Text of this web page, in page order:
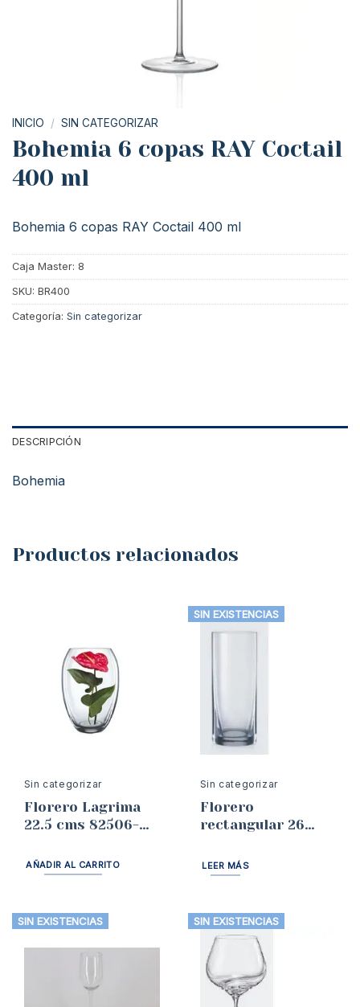
INICIO / SIN CATEGORIZAR
Bohemia 6 copas RAY Coctail
400 ml
Bohemia 6 copas RAY Coctail 400 ml
Caja Master: 8
SKU: BR400
Categoría: Sin categorizar
DESCRIPCIÓN
Bohemia
Productos relacionados
Sin categorizar
Florero Lagrima
22.5 cms 82506-
AÑADIR AL CARRITO
SIN EXISTENCIAS
Sin categorizar
Florero
rectangular 26
LEER MÁS
SIN EXISTENCIAS SIN EXISTENCIAS